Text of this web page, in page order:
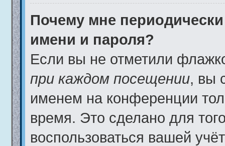
Почему мне
имени и пароля?
Если вы не отметили
при каждом посещении, вы
именем на конференции
время. Это сделано для
воспользоваться вашей